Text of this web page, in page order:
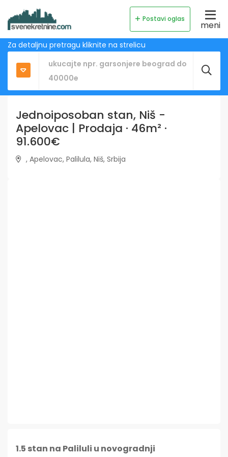
Postavi oglas
meni
Za detaljnu pretragu kliknite na strelicu
Jednoiposoban stan, Niš -
Apelovac | Prodaja · 46m² ·
91.600€
, Apelovac, Palilula, Niš, Srbija
1.5 stan na Paliluli u novogradnji